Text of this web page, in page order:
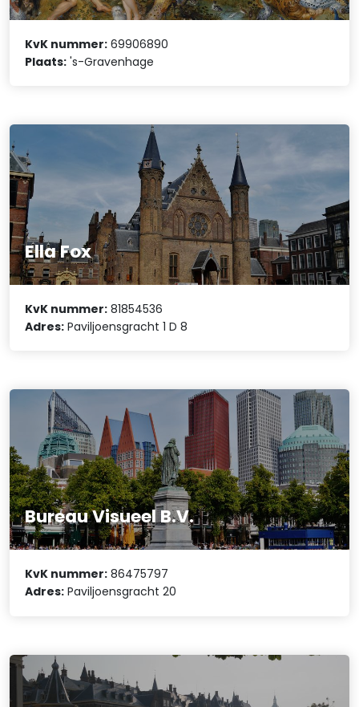
KvK nummer: 69906890
Plaats: 's-Gravenhage
Ella Fox
KvK nummer: 81854536
Adres: Paviljoensgracht 1 D 8
Bureau Visueel B.V.
KvK nummer: 86475797
Adres: Paviljoensgracht 20